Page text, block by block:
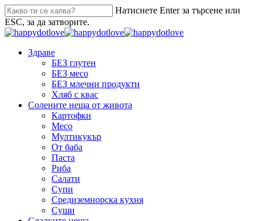
Натиснете Enter за търсене или
ESC, за да затворите.
Здраве
БЕЗ глутен
БЕЗ месо
БЕЗ млечни продукти
Хляб с квас
Солените неща от живота
Картофки
Месо
Мултикукър
От баба
Паста
Риба
Салати
Супи
Средиземнорска кухня
Суши